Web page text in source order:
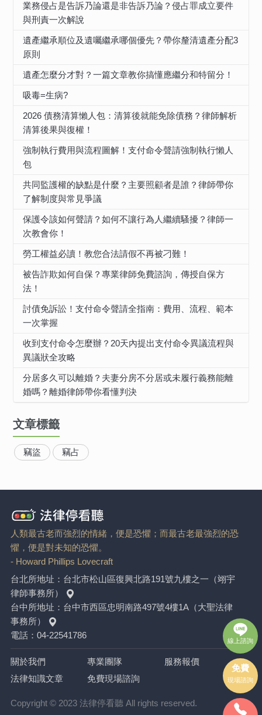
業務侵占是告訴乃論還是非告訴乃論？侵占罪成立要件
與刑責一次解說
遺產繼承順位及遺囑繼承哪個優先？帶你釐清遺產分配3
原則
遺產怎麼分才對？一篇文章教你搞懂應繼分和特留分！
吸毒=生病?
2026 債務清算懶人包：清算後就能免除債務？律師解析
清算後果與復權！
強制執行費用與流程圖解！支付命令聲請強制執行懶人
包
共同監護權的缺點是什麼？主要照顧者是誰？律師帶你
了解制度與常見爭議
保護令該如何聲請？如何不讓行為人繼續騷擾？律師一
次教會你！
勞工權益必讀！教您合法請假不再被刁難！
被告詐欺如何自保？專業律師免費諮詢，傳授自保方
法！
討債免訴訟！支付命令聲請全指南：費用、流程、範本
一次掌握
收到支付命令怎麼辦？20天內提出支付命令異議流程與
異議狀全攻略
分居多久可以離婚？夫妻分房不分居或未履行義務能離
婚嗎？離婚律師帶你看懂判決
文章標籤
竊盜 竊占
人類最古老而強烈的情緒，便是恐懼；而最古老最強烈的恐
懼，便是對未知的恐懼。
- Howard Phillips Lovecraft
台北所地址： 台北市松山區復興北路191號九樓之一（翊宇
律師事務所）
台中所地址： 台中市西區忠明南路497號4樓1A（大聖法律
事務所）
電話： 04-22541786
關於我們 專業團隊
服務報價
法律知識文章
免費現場諮詢
Copyright © 2023 法律停看聽 All rights reserved.
線上諮詢
免費
現場諮詢